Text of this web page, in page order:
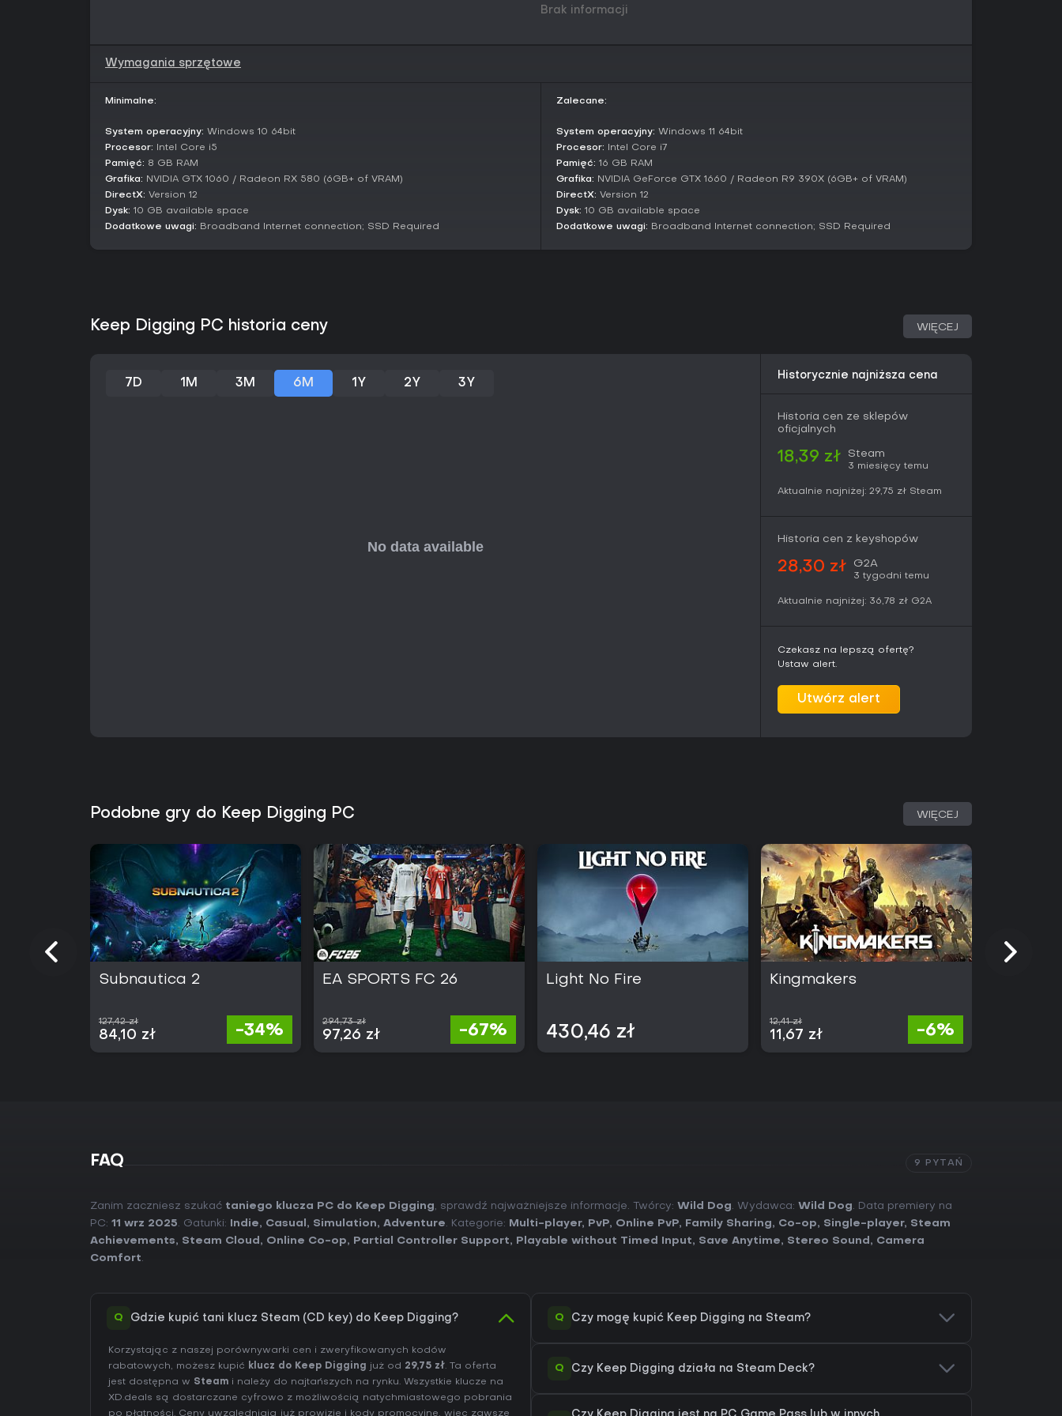
Funkcje multiplayer
Keep Digging przypadnie do gustu fanom niskociśnieniowych symulacji o
eksploracji i stopniowych ulepszeniach, szczególnie w kooperacji z przyjaciółmi.
Opinie graczy chwalą relaksujący klimat, choć wskazują na potencjalną
krótkie sesje grindu bez wysokiego ryzyka, mechanika kopania da sporo
satysfakcji. Na dłuższą metę system ulepszeń i towarzysze offline zapewniają
wartość, choć gra może nie porwać, jeśli szukasz wyzwań poza samym
kopaniem.
Brak informacji
Wymagania sprzętowe
Minimalne:
System operacyjny: Windows 10 64bit
Procesor: Intel Core i5
Pamięć: 8 GB RAM
Grafika: NVIDIA GTX 1060 / Radeon RX 580 (6GB+ of VRAM)
DirectX: Version 12
Dysk: 10 GB available space
Dodatkowe uwagi: Broadband Internet connection; SSD Required
Zalecane:
System operacyjny: Windows 11 64bit
Procesor: Intel Core i7
Pamięć: 16 GB RAM
Grafika: NVIDIA GeForce GTX 1660 / Radeon R9 390X (6GB+ of VRAM)
DirectX: Version 12
Dysk: 10 GB available space
Dodatkowe uwagi: Broadband Internet connection; SSD Required
Keep Digging PC historia ceny WIĘCEJ
7D 1M 3M 6M 1Y 2Y 3Y
Historycznie najniższa cena
Historia cen ze sklepów
oficjalnych
18,39 zł Steam
3 miesięcy temu
Aktualnie najniżej: 29,75 zł Steam
Historia cen z keyshopów
28,30 zł G2A
3 tygodni temu
Aktualnie najniżej: 36,78 zł G2A
Czekasz na lepszą ofertę?
Ustaw alert.
Utwórz alert
Podobne gry do Keep Digging PC WIĘCEJ
Subnautica 2
127,42 zł
84,10 zł -34%
EA SPORTS FC 26
294,73 zł
97,26 zł -67%
Light No Fire
430,46 zł
Kingmakers
12,41 zł
11,67 zł -6%
FAQ 9 PYTAŃ
Zanim zaczniesz szukać taniego klucza PC do Keep Digging, sprawdź najważniejsze informacje. Twórcy: Wild Dog. Wydawca: Wild Dog. Data premiery na
PC: 11 wrz 2025. Gatunki: Indie, Casual , Simulation, Adventure. Kategorie: Multi-player, PvP, Online PvP, Family Sharing, Co-op, Single-player, Steam
Achievements, Steam Cloud , Online Co-op, Partial Controller Support, Playable without Timed Input, Save Anytime, Stereo Sound , Camera
Comfort.
Q Gdzie kupić tani klucz Steam (CD key) do Keep Digging?
Korzystając z naszej porównywarki cen i zweryfikowanych kodów
rabatowych, możesz kupić klucz do Keep Digging już od 29,75 zł. Ta oferta
jest dostępna w Steam i należy do najtańszych na rynku. Wszystkie klucze na
XD.deals są dostarczane cyfrowo z możliwością natychmiastowego pobrania
po płatności. Ceny uwzględniają już prowizje i kody promocyjne, więc zawsze
Q Czy mogę kupić Keep Digging na Steam?
Q Czy Keep Digging działa na Steam Deck?